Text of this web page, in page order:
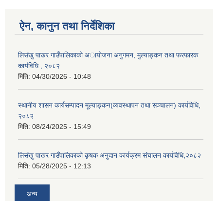
ऐन, कानुन तथा निर्देशिका
लिसंखु पाखर गाउँपालिकाकाे अायाेजना अनुगमन, मुल्याङ्कन तथा फरफारक
कार्यविधि , २०८२
मिति: 04/30/2026 - 10:48
स्थानीय शासन कार्यसम्पादन मूल्याङ्कन(व्यवस्थापन तथा सञ्चालन) कार्यविधि,
२०८२
मिति: 08/24/2025 - 15:49
लिसंखु पाखर गाउँपालिकाको कृषक अनुदान कार्यक्रम संचालन कार्यविधि,२०८२
मिति: 05/28/2025 - 12:13
अन्य